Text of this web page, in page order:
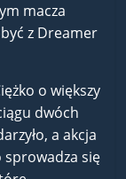
macza
z Dreamer
o większy
dwóch
a akcja
sprowadza się